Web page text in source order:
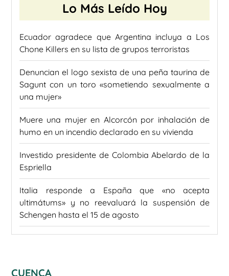
Lo Más Leído Hoy
Ecuador agradece que Argentina incluya a Los
Chone Killers en su lista de grupos terroristas
Denuncian el logo sexista de una peña taurina de
Sagunt con un toro «sometiendo sexualmente a
una mujer»
Muere una mujer en Alcorcón por inhalación de
humo en un incendio declarado en su vivienda
Investido presidente de Colombia Abelardo de la
Espriella
Italia responde a España que «no acepta
ultimátums» y no reevaluará la suspensión de
Schengen hasta el 15 de agosto
CUENCA